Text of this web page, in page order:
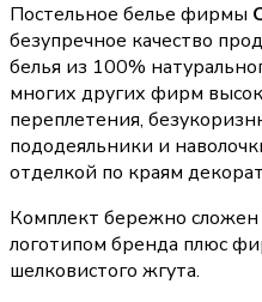
Постельное белье фирмы
безупречное качество
белья из 100%
многих других фирм
переплетения,
пододеяльники и
отделкой по краям
Комплект бережно сложен
логотипом бренда плюс
шелковистого жгута.